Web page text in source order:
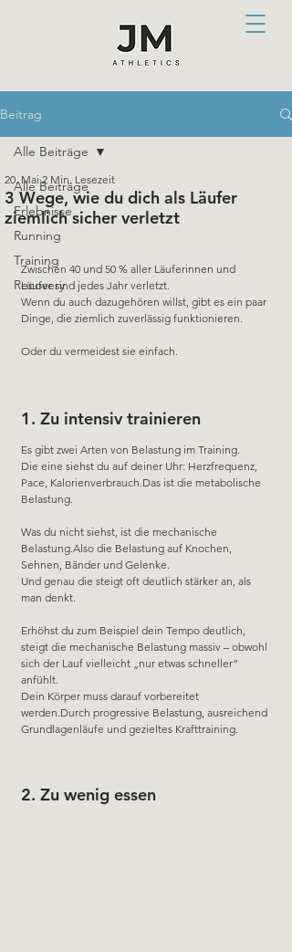
Beitrag
Alle Beiträge
Erlebnisse
Running
Training
Recovery
Alle Beiträge
3 Wege, wie du dich als Läufer
ziemlich sicher verletzt
20. Mai 2 Min. Lesezeit
Zwischen 40 und 50 % aller Läuferinnen und
Läufer sind jedes Jahr verletzt.
Wenn du auch dazugehören willst, gibt es ein paar
Dinge, die ziemlich zuverlässig funktionieren.
Oder du vermeidest sie einfach.
1. Zu intensiv trainieren
Es gibt zwei Arten von Belastung im Training.
Die eine siehst du auf deiner Uhr: Herzfrequenz,
Pace, Kalorienverbrauch.Das ist die metabolische
Belastung.
Was du nicht siehst, ist die mechanische
Belastung.Also die Belastung auf Knochen,
Sehnen, Bänder und Gelenke.
Und genau die steigt oft deutlich stärker an, als
man denkt.
Erhöhst du zum Beispiel dein Tempo deutlich,
steigt die mechanische Belastung massiv – obwohl
sich der Lauf vielleicht „nur etwas schneller“
anfühlt.
Dein Körper muss darauf vorbereitet
werden.Durch progressive Belastung, ausreichend
Grundlagenläufe und gezieltes Krafttraining.
2. Zu wenig essen